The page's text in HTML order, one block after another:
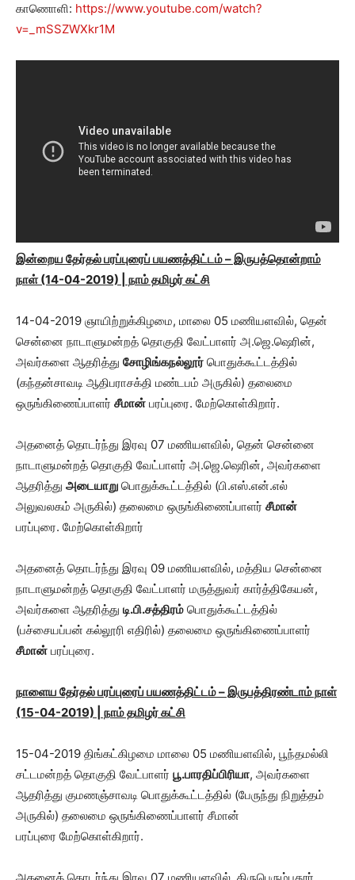
காணொளி: https://www.youtube.com/watch?
v=_mSSZWXkr1M
இன்றைய தேர்தல் பரப்புரைப் பயணத்திட்டம் – இருபத்தொன்றாம்
நாள் (14-04-2019) | நாம் தமிழர் கட்சி
14-04-2019 ஞாயிற்றுக்கிழமை, மாலை 05 மணியளவில், தென்
சென்னை நாடாளுமன்றத் தொகுதி வேட்பாளர் அ.ஜெ.ஷெரின்,
அவர்களை ஆதரித்து சோழிங்கநல்லூர் பொதுக்கூட்டத்தில்
(கந்தன்சாவடி ஆதிபராசக்தி மண்டபம் அருகில்) தலைமை
ஒருங்கிணைப்பாளர் சீமான் பரப்புரை. மேற்கொள்கிறார்.
அதனைத் தொடர்ந்து இரவு 07 மணியளவில், தென் சென்னை
நாடாளுமன்றத் தொகுதி வேட்பாளர் அ.ஜெ.ஷெரின், அவர்களை
ஆதரித்து அடையாறு பொதுக்கூட்டத்தில் (பி.எஸ்.என்.எல்
அலுவலகம் அருகில்) தலைமை ஒருங்கிணைப்பாளர் சீமான்
பரப்புரை. மேற்கொள்கிறார்
அதனைத் தொடர்ந்து இரவு 09 மணியளவில், மத்திய சென்னை
நாடாளுமன்றத் தொகுதி வேட்பாளர் மருத்துவர் கார்த்திகேயன்,
அவர்களை ஆதரித்து டி.பி.சத்திரம் பொதுக்கூட்டத்தில்
(பச்சையப்பன் கல்லூரி எதிரில்) தலைமை ஒருங்கிணைப்பாளர்
சீமான் பரப்புரை.
நாளைய தேர்தல் பரப்புரைப் பயணத்திட்டம் – இருபத்திரண்டாம் நாள்
(15-04-2019) | நாம் தமிழர் கட்சி
15-04-2019 திங்கட்கிழமை மாலை 05 மணியளவில், பூந்தமல்லி
சட்டமன்றத் தொகுதி வேட்பாளர் பூ.பாரதிப்பிரியா, அவர்களை
ஆதரித்து குமணஞ்சாவடி பொதுக்கூட்டத்தில் (பேருந்து நிறுத்தம்
அருகில்) தலைமை ஒருங்கிணைப்பாளர் சீமான்
பரப்புரை மேற்கொள்கிறார்.
அதனைத் தொடர்ந்து இரவு 07 மணியளவில், திருபெரும்புதூர்